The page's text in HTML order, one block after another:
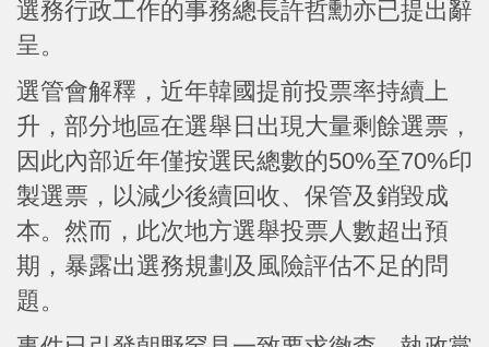
選務行政工作的事務總長許哲勳亦已提出辭
呈。
選管會解釋，近年韓國提前投票率持續上
升，部分地區在選舉日出現大量剩餘選票，
因此內部近年僅按選民總數的50%至70%印
製選票，以減少後續回收、保管及銷毀成
本。然而，此次地方選舉投票人數超出預
期，暴露出選務規劃及風險評估不足的問
題。